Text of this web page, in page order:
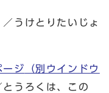
うけとりたいじょ
ージ
（別ウインドウ
うろくは、この